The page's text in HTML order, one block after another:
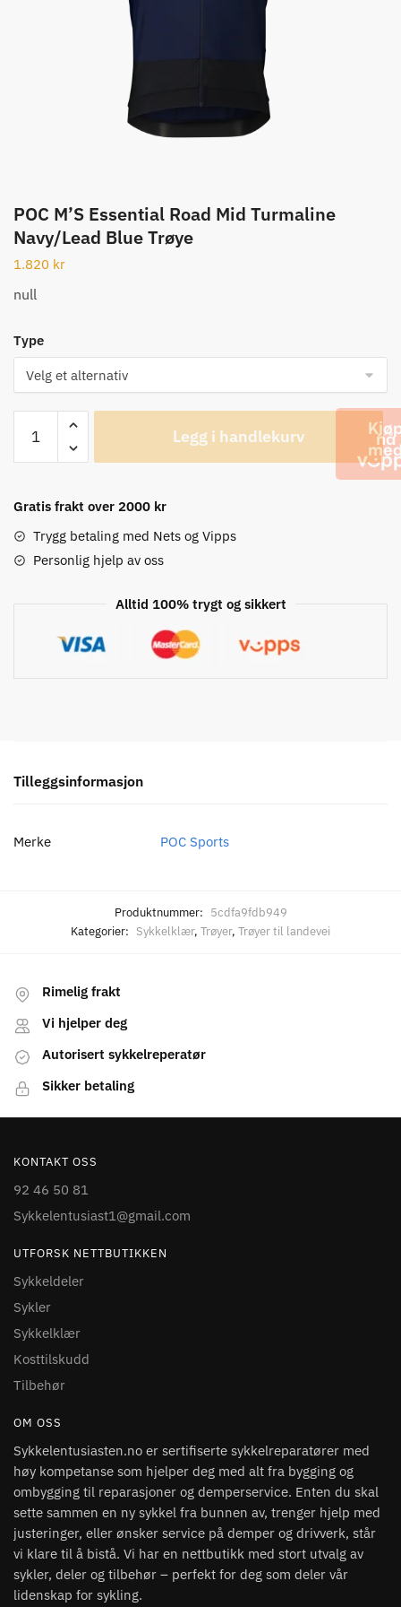
POC M’S Essential Road Mid Turmaline
Navy/Lead Blue Trøye
1.820 kr
null
Type
M'S
Essential
Mid
Turmaline
Navy/Lead
Blue
Legg i handlekurv
Gratis frakt over 2000 kr
Trygg betaling med Nets og Vipps
Personlig hjelp av oss
Alltid 100% trygt og sikkert
Tilleggsinformasjon
Merke POC Sports
Produktnummer: 5cdfa9fdb949
Kategorier: Sykkelklær, Trøyer, Trøyer til landevei
Rimelig frakt
Vi hjelper deg
Autorisert sykkelreperatør
Sikker betaling
KONTAKT OSS
92 46 50 81
Sykkelentusiast1@gmail.com
UTFORSK NETTBUTIKKEN
Sykkeldeler
Sykler
Sykkelklær
Kosttilskudd
Tilbehør
OM OSS
Sykkelentusiasten.no er sertifiserte sykkelreparatører med
høy kompetanse som hjelper deg med alt fra bygging og
ombygging til reparasjoner og demperservice. Enten du skal
sette sammen en ny sykkel fra bunnen av, trenger hjelp med
justeringer, eller ønsker service på demper og drivverk, står
vi klare til å bistå. Vi har en nettbutikk med stort utvalg av
sykler, deler og tilbehør – perfekt for deg som deler vår
lidenskap for sykling.